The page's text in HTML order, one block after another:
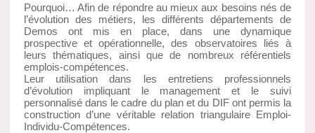
Pourquoi… Afin de répondre au mieux aux besoins nés de
l’évolution des métiers, les différents départements de
Demos ont mis en place, dans une dynamique
prospective et opérationnelle, des observatoires liés à
leurs thématiques, ainsi que de nombreux référentiels
emplois-compétences.
Leur utilisation dans les entretiens professionnels
d’évolution impliquant le management et le suivi
personnalisé dans le cadre du plan et du DIF ont permis la
construction d’une véritable relation triangulaire Emploi-
Individu-Compétences.